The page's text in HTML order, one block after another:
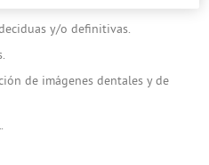
y/o definitivas.
de imágenes dentales y de